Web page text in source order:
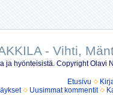
- Vihti,
ja hyönteisistä. Copyright Olavi
Etusivu
Uusimmat kommentit